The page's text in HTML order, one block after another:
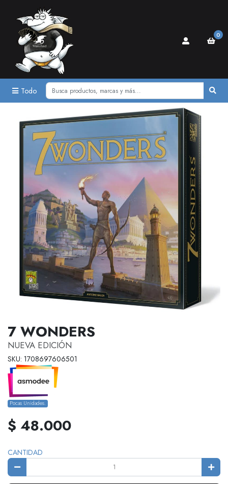
Todo
0
7 WONDERS
NUEVA EDICIÓN
SKU: 1708697606501
Pocas Unidades.
$ 48.000
CANTIDAD